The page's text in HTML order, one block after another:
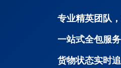
专业精英团队
一站式全包服
货物状态实时